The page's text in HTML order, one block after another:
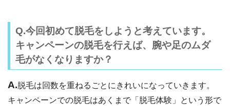
Q.今回初めて脱毛をしようと考えています。
キャンペーンの脱毛を行えば、腕や足のムダ
毛がなくなりますか？
A.脱毛は回数を重ねるごとにきれいになっていきます。
キャンペーンでの脱毛はあくまで「脱毛体験」という形で